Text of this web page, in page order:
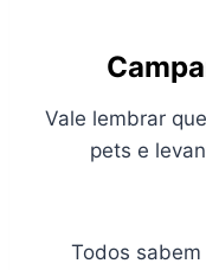
Vale lembrar
pets e
Todos